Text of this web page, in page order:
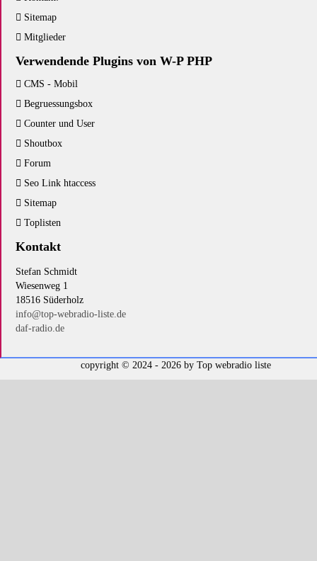
Sitemap
Mitglieder
Verwendende Plugins von W-P PHP
CMS - Mobil
Begruessungsbox
Counter und User
Shoutbox
Forum
Seo Link htaccess
Sitemap
Toplisten
Kontakt
Stefan Schmidt
Wiesenweg 1
18516 Süderholz
info@top-webradio-liste.de
daf-radio.de
copyright © 2024 - 2026 by Top webradio liste